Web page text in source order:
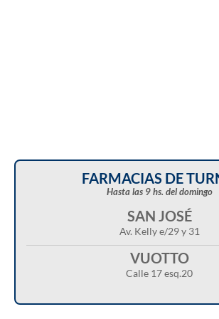
FARMACIAS DE
Hasta las 9 hs. del domingo
SAN JOSÉ
Av. Kelly e/29 y 31
VUOTTO
Calle 17 esq.20